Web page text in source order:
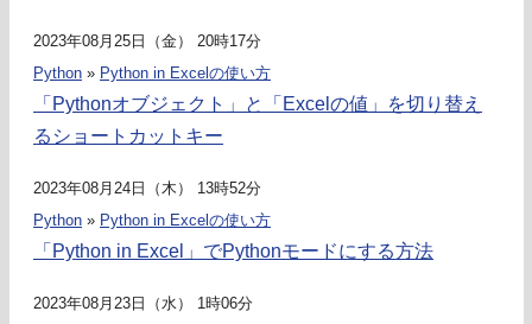
2023年08月25日（金） 20時17分
Python » Python in Excelの使い方
「Pythonオブジェクト」と「Excelの値」を切り替え
るショートカットキー
2023年08月24日（木） 13時52分
Python » Python in Excelの使い方
「Python in Excel」でPythonモードにする方法
2023年08月23日（水） 1時06分